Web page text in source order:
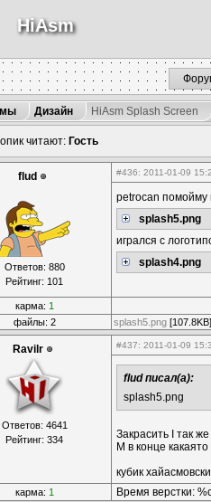
HiAsm
Дизайн HiAsm Splash Screen
читают: Гость
flud
Ответов: 880
Рейтинг: 101
#436: 2011-01-09
petrocan
splash5.png
игрался с
splash4.png
карма: 1
файлы: 2 splash5.png
Ravilr
Ответов: 4641
Рейтинг: 334
#437: 2011-01-09
flud писал(а):
splash5.png
Закрасить I так же
М в конце
кубик
карма: 1 Время верстки: